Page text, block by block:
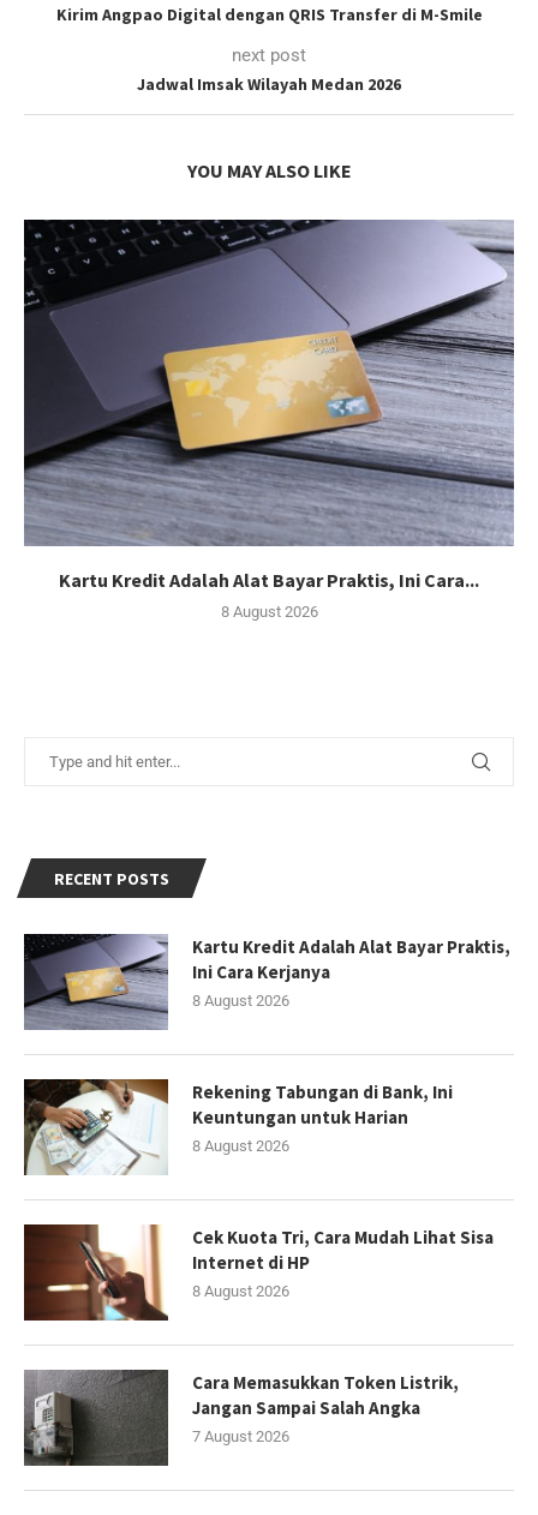
Kirim Angpao Digital dengan QRIS Transfer di M-Smile
next post
Jadwal Imsak Wilayah Medan 2026
YOU MAY ALSO LIKE
Kartu Kredit Adalah Alat Bayar Praktis, Ini Cara...
8 August 2026
RECENT POSTS
Kartu Kredit Adalah Alat Bayar Praktis,
Ini Cara Kerjanya
8 August 2026
Rekening Tabungan di Bank, Ini
Keuntungan untuk Harian
8 August 2026
Cek Kuota Tri, Cara Mudah Lihat Sisa
Internet di HP
8 August 2026
Cara Memasukkan Token Listrik,
Jangan Sampai Salah Angka
7 August 2026